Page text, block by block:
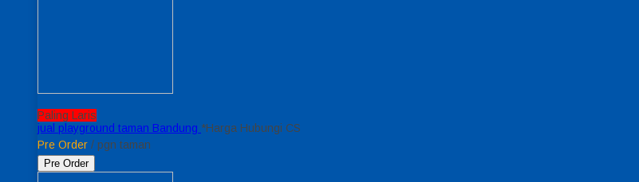
Paling Laris
jual playground taman Bandung *Harga Hubungi CS
Pre Order / pgn taman
Pre Order